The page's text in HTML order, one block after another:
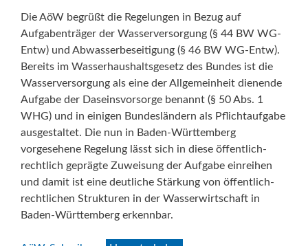
Die AöW begrüßt die Regelungen in Bezug auf
Aufgabenträger der Wasserversorgung (§ 44 BW WG-
Entw) und Abwasserbeseitigung (§ 46 BW WG-Entw).
Bereits im Wasserhaushaltsgesetz des Bundes ist die
Wasserversorgung als eine der Allgemeinheit dienende
Aufgabe der Daseinsvorsorge benannt (§ 50 Abs. 1
WHG) und in einigen Bundesländern als Pflichtaufgabe
ausgestaltet. Die nun in Baden-Württemberg
vorgesehene Regelung lässt sich in diese öffentlich-
rechtlich geprägte Zuweisung der Aufgabe einreihen
und damit ist eine deutliche Stärkung von öffentlich-
rechtlichen Strukturen in der Wasserwirtschaft in
Baden-Württemberg erkennbar.